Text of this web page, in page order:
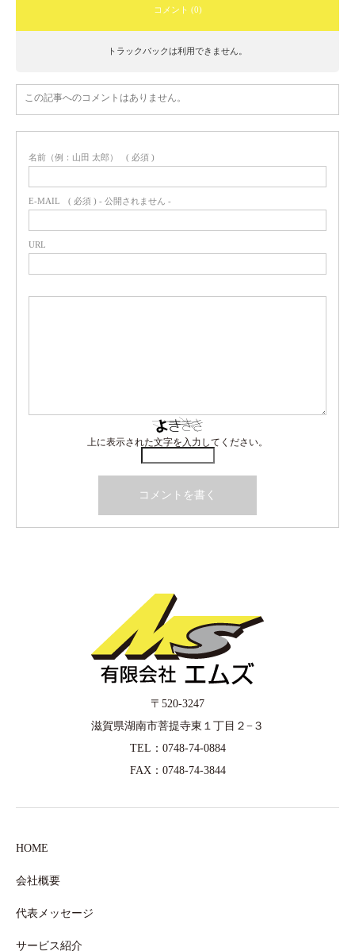
コメント (0)
トラックバックは利用できません。
この記事へのコメントはありません。
名前（例：山田 太郎） ( 必須 )
E-MAIL ( 必須 ) - 公開されません -
URL
上に表示された文字を入力してください。
〒520-3247
滋賀県湖南市菩提寺東１丁目２−３
TEL：0748-74-0884
FAX：0748-74-3844
HOME
会社概要
代表メッセージ
サービス紹介